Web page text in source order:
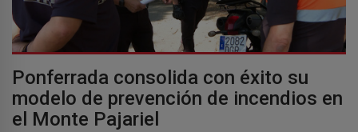
Ponferrada consolida con éxito su
modelo de prevención de incendios en
el Monte Pajariel